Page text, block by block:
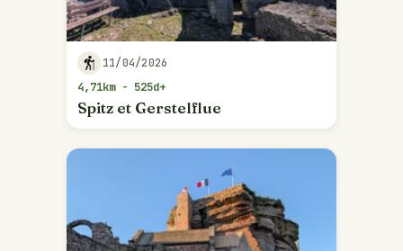
11/04/2026
4,71km - 525d+
Spitz et Gerstelflue